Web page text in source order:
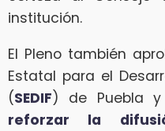
institución.
El Pleno también
Estatal para el
(SEDIF) de Puebla
reforzar la